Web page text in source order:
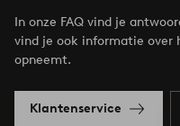
In onze FAQ vind je
vind je ook informatie over
opneemt.
Klantenservice